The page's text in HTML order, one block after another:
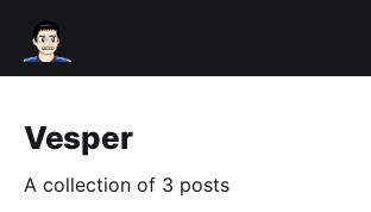
Vesper
A collection of 3 posts